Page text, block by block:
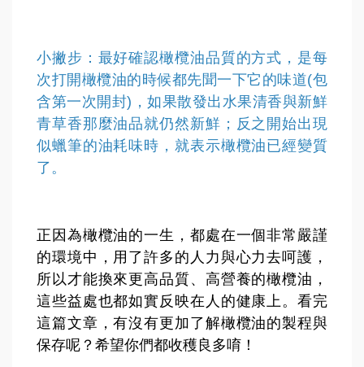
小撇步：最好確認橄欖油品質的方式，是每
次打開橄欖油的時候都先聞一下它的味道(包
含第一次開封)，如果散發出水果清香與新鮮
青草香那麼油品就仍然新鮮；反之開始出現
似蠟筆的油耗味時，就表示橄欖油已經變質
了。
正因為橄欖油的一生，都處在一個非常嚴謹
的環境中，用了許多的人力與心力去呵護，
所以才能換來更高品質、高營養的橄欖油，
這些益處也都如實反映在人的健康上。看完
這篇文章，有沒有更加了解橄欖油的製程與
保存呢？希望你們都收穫良多唷！